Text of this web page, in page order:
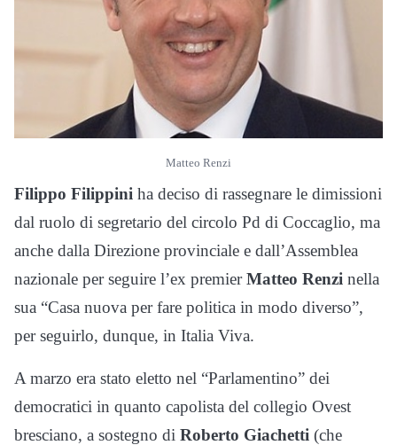
Matteo Renzi
Filippo Filippini ha deciso di rassegnare le dimissioni
dal ruolo di segretario del circolo Pd di Coccaglio, ma
anche dalla Direzione provinciale e dall’Assemblea
nazionale per seguire l’ex premierMatteo Renzi nella
sua “Casa nuova per fare politica in modo diverso”,
per seguirlo, dunque, in Italia Viva.
A marzo era stato eletto nel “Parlamentino” dei
democratici in quanto capolista del collegio Ovest
bresciano, a sostegno di Roberto Giachetti (che